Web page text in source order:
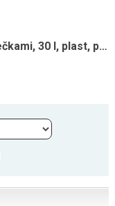
Sada 4 úložných boxov s viečkami, 30 l, plast, priehľadné